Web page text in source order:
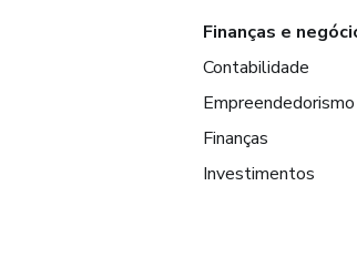
Finanças e
Contabilidade
Empreendedorismo
Finanças
Investimentos